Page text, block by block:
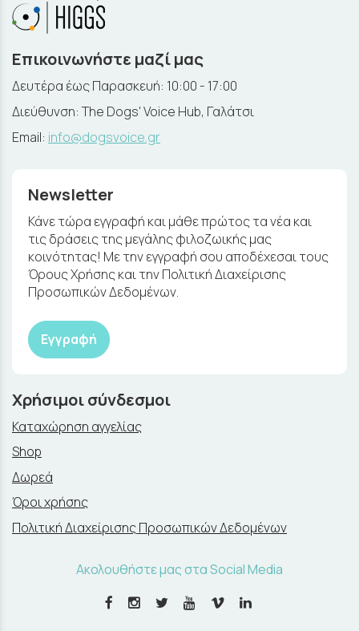
Επικοινωνήστε μαζί μας
Δευτέρα έως Παρασκευή: 10:00 - 17:00
Διεύθυνση: The Dogs' Voice Hub, Γαλάτσι
Email: info@dogsvoice.gr
Newsletter
Κάνε τώρα εγγραφή και μάθε πρώτος τα νέα και
τις δράσεις της μεγάλης φιλοζωικής μας
κοινότητας! Με την εγγραφή σου αποδέχεσαι τους
Όρους Χρήσης και την Πολιτική Διαχείρισης
Προσωπικών Δεδομένων.
Εγγραφή
Χρήσιμοι σύνδεσμοι
Καταχώρηση αγγελίας
Shop
Δωρεά
Όροι χρήσης
Πολιτική Διαχείρισης Προσωπικών Δεδομένων
Ακολουθήστε μας στα Social Media